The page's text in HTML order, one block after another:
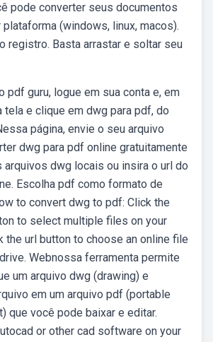
pode converter seus documentos
(windows, linux, macos).
registro. Basta arrastar e soltar seu
pdf guru, logue em sua conta e, em
tela e clique em dwg para pdf, do
página, envie o seu arquivo
dwg para pdf online gratuitamente
arquivos dwg locais ou insira o url do
Escolha pdf como formato de
to convert dwg to pdf: Click the
to select multiple files on your
the url button to choose an online file
Webnossa ferramenta permite
um arquivo dwg (drawing) e
em um arquivo pdf (portable
que você pode baixar e editar.
or other cad software on your